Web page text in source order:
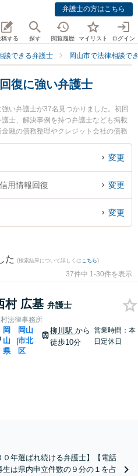
弁護士の方はこちら
稿する 探す 閲覧履歴 マイリスト ログイン
談できる弁護士 岡山市で法律相談で
復に強い弁護士
い弁護士が37名見つかりました。初回
士、解決事例を持つ弁護士なども掲載
融の債務整理やクレジット会社の債務
野での絞り込み検索もでき便利です。
弁護士法人山本・坪井綜合法律事務所
を今すぐに弁護士に相談したい』『信
近くの弁護士を検索したい』『初回相
岡山市北区内の弁護士に相談予約した
変更
用情報回復 変更
変更
た (検索結果について詳しくは こちら)
37件中 1-30件を表示
村 広基 弁護士
法律事務所
岡
山
県
|
岡山
市北
区
柳川駅 から
徒歩10分
営業時間：本
日定休日
０年選ばれ続ける弁護士】【電話
は県内申立件数の９分の１を占